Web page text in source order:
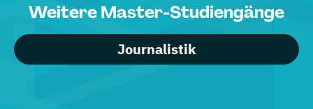
Weitere Master-Studiengänge
Journalistik